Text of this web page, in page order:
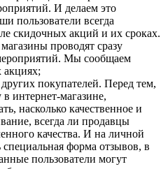
И делаем это
пользователи всегда
скидочных акций и их сроках.
проводят сразу
Мы сообщаем
акциях;
покупателей. Перед тем,
интернет-магазине,
насколько качественное и
всегда ли продавцы
качества. И на личной
специальная форма отзывов, в
пользователи могут